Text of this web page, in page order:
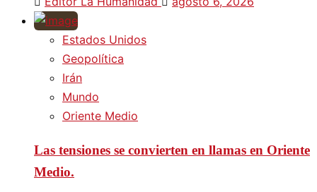
Estados Unidos
Geopolítica
Irán
Mundo
Oriente Medio
Las tensiones se convierten en llamas en Oriente
Medio.